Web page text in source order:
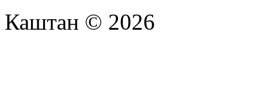
Каштан © 2026